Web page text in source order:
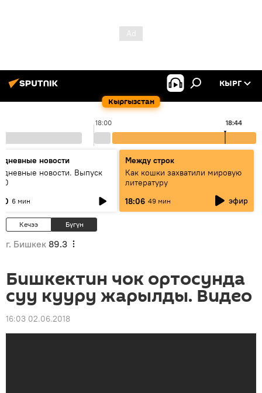
Кыргызстан
КЫРГ
18:00 18:44
новости
новости. Выпуск
6 мин
Между строк
Как кошки захватили мировую
литературу
18:06 49 мин эфир
Кечээ Бүгүн
г. Бишкек 89.3
Бишкектин чок ортосунда
суу кууру жарылды. Видео
16:03 02.06.2018